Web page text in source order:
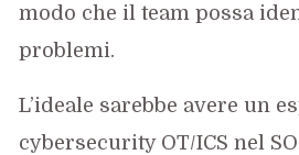
modo che il team possa
problemi.
L’ideale sarebbe avere un
cybersecurity OT/ICS nel